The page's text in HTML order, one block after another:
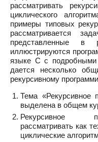
рассматривать
циклического
примеры типовых
рассматривается
представленные в
иллюстрируются
языке C с подробными
дается несколько
рекурсивному
Тема «Рекурсивное
выделена в общем
Рекурсивное
рассматривать как
циклические